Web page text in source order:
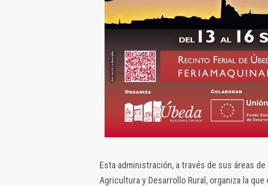
Esta administración, a través de sus áreas
Agricultura y Desarrollo Rural, organiza la